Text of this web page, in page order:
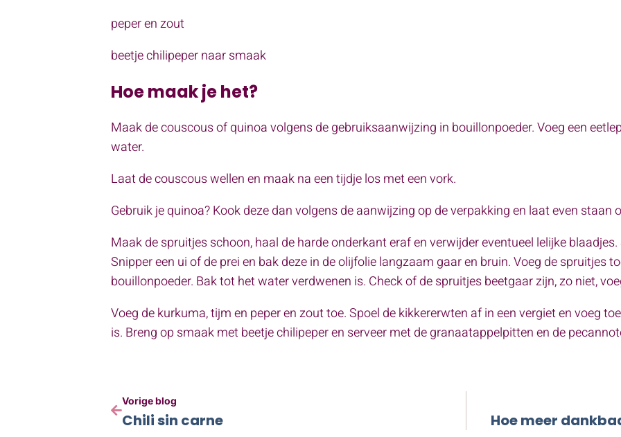
peper en zout
beetje chilipeper naar smaak
Hoe maak je het?
Maak de couscous of quinoa volgens de gebruiksaanwijzing in bouillonpoeder. Voeg een
water.
Laat de couscous wellen en maak na een tijdje los met een vork.
Gebruik je quinoa? Kook deze dan volgens de aanwijzing op de verpakking en laat even
Maak de spruitjes schoon, haal de harde onderkant eraf en verwijder eventueel lelijke
Snipper een ui of de prei en bak deze in de olijfolie langzaam gaar en bruin. Voeg de spruitjes
bouillonpoeder. Bak tot het water verdwenen is. Check of de spruitjes beetgaar zijn, zo niet,
Voeg de kurkuma, tijm en peper en zout toe. Spoel de kikkererwten af in een vergiet en voeg
is. Breng op smaak met beetje chilipeper en serveer met de granaatappelpitten en de
Vorige blog
Chili sin carne Hoe meer